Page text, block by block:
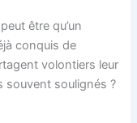
être qu’un
conquis de
volontiers leur
souvent soulignés ?